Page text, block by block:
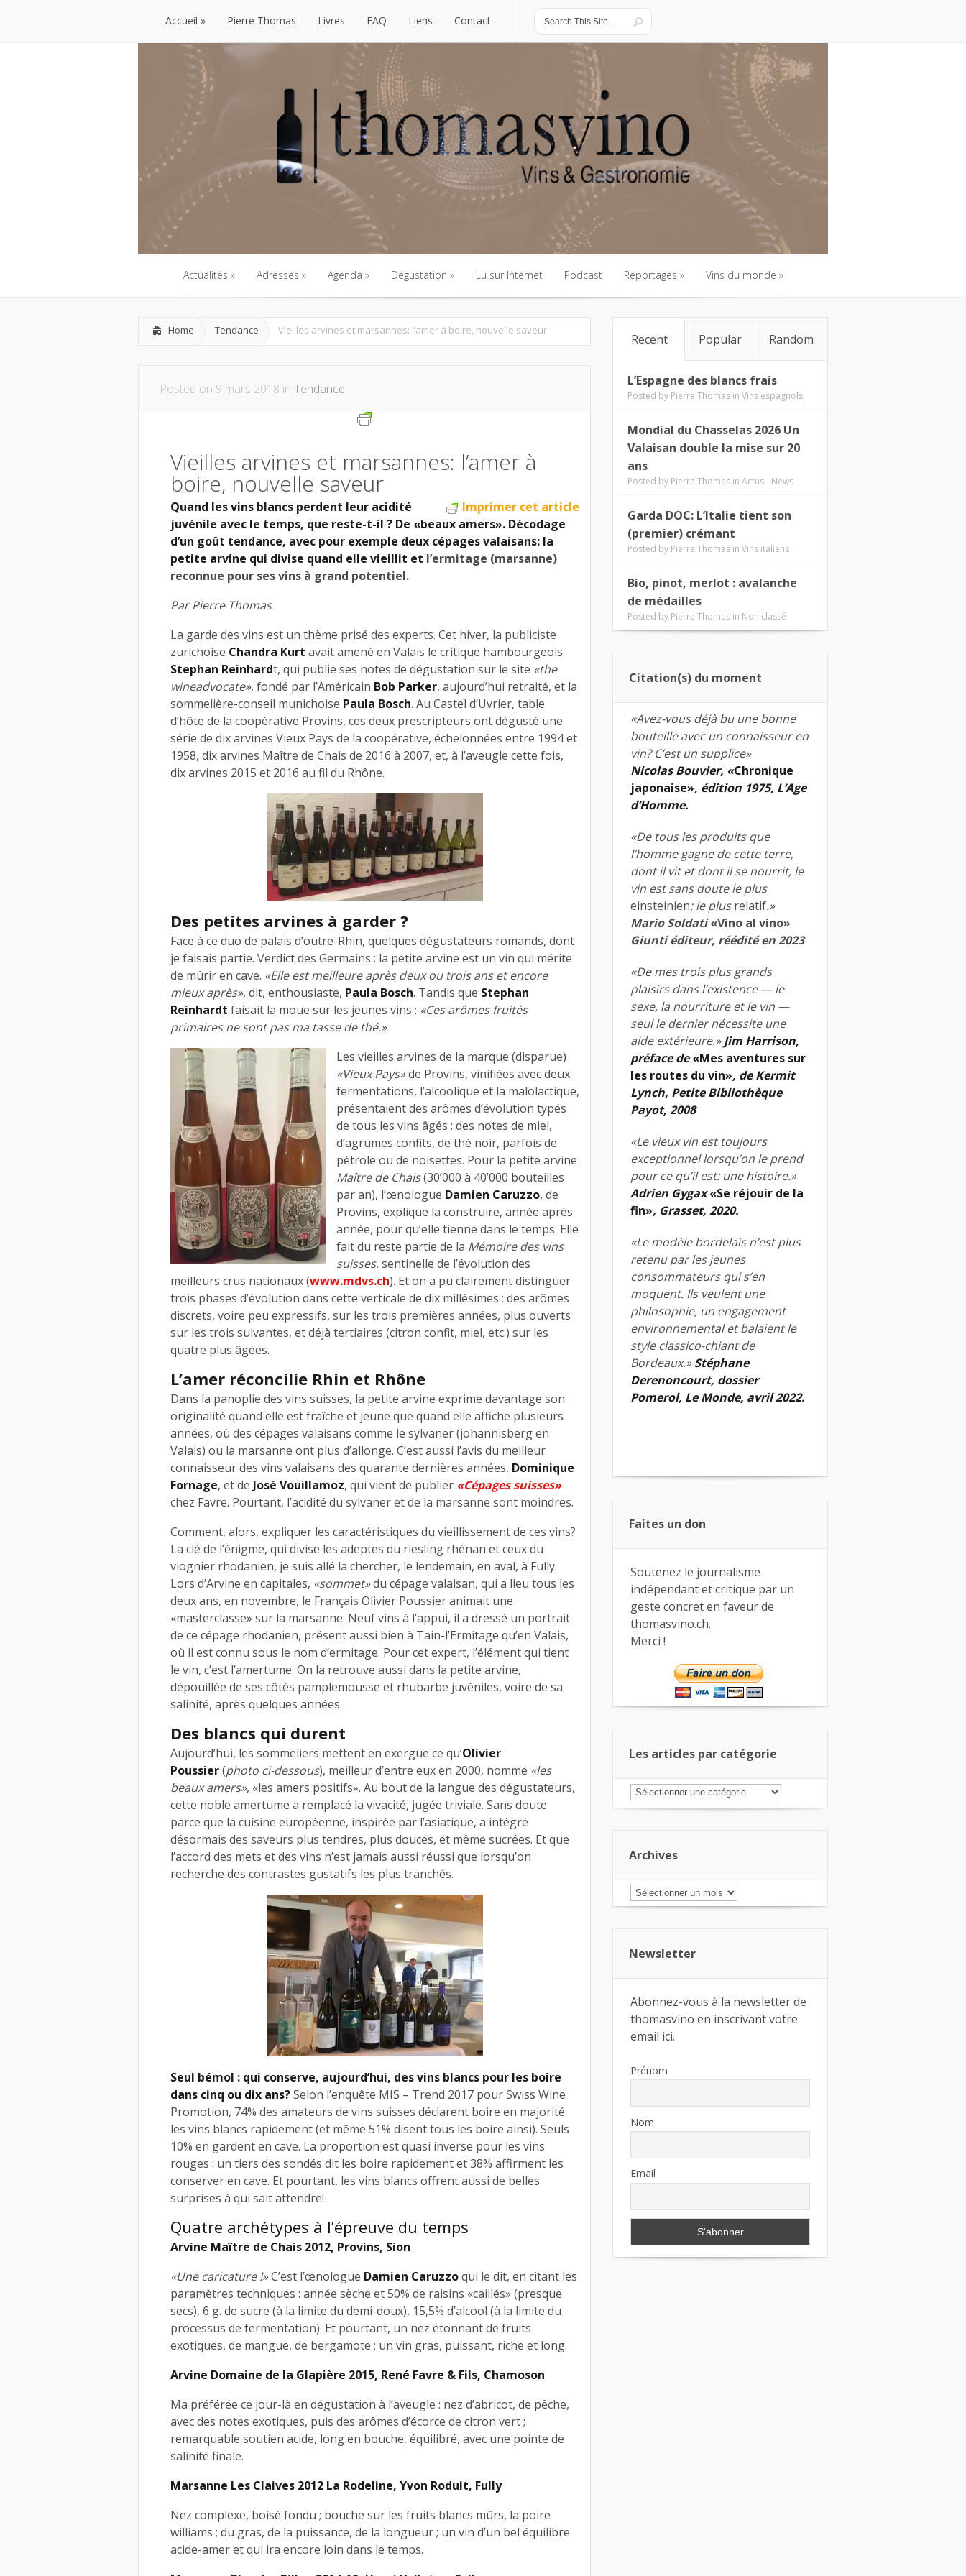
Accueil
Accueil
Pierre Thomas Livres FAQ Liens Contact
Actualités
Actualités
Adresses
Adresses
Agenda
Agenda
Dégustation
Dégustation
Lu sur Internet
Lu sur Internet
Podcast
Podcast
Reportages
Reportages
Vins du monde
Vins du monde
Home Tendance Vieilles arvines et marsannes: l’amer à boire, nouvelle saveur
Posted on 9 mars 2018 in Tendance
Vieilles arvines et marsannes: l’amer à
boire, nouvelle saveur
Imprimer cet article
Quand les vins blancs perdent leur acidité
juvénile avec le temps, que reste-t-il ? De «beaux amers». Décodage
d’un goût tendance, avec pour exemple deux cépages valaisans: la
petite arvine qui divise quand elle vieillit et l’ermitage (marsanne)
reconnue pour ses vins à grand potentiel.
Par Pierre Thomas
La garde des vins est un thème prisé des experts. Cet hiver, la publiciste
zurichoise Chandra Kurt avait amené en Valais le critique hambourgeois
Stephan Reinhardt, qui publie ses notes de dégustation sur le site «the
wineadvocate», fondé par l’Américain Bob Parker, aujourd’hui retraité, et la
sommelière-conseil munichoise Paula Bosch. Au Castel d’Uvrier, table
d’hôte de la coopérative Provins, ces deux prescripteurs ont dégusté une
série de dix arvines Vieux Pays de la coopérative, échelonnées entre 1994 et
1958, dix arvines Maître de Chais de 2016 à 2007, et, à l’aveugle cette fois,
dix arvines 2015 et 2016 au fil du Rhône.
Des petites arvines à garder ?
Face à ce duo de palais d’outre-Rhin, quelques dégustateurs romands, dont
je faisais partie. Verdict des Germains : la petite arvine est un vin qui mérite
de mûrir en cave. «Elle est meilleure après deux ou trois ans et encore
mieux après», dit, enthousiaste, Paula Bosch. Tandis que Stephan
Reinhardt faisait la moue sur les jeunes vins : «Ces arômes fruités
primaires ne sont pas ma tasse de thé.»
Les vieilles arvines de la marque (disparue)
«Vieux Pays»de Provins, vinifiées avec deux
fermentations, l’alcoolique et la malolactique,
présentaient des arômes d’évolution typés
de tous les vins âgés : des notes de miel,
d’agrumes confits, de thé noir, parfois de
pétrole ou de noisettes. Pour la petite arvine
Maître de Chais(30’000 à 40’000 bouteilles
par an), l’œnologue Damien Caruzzo, de
Provins, explique la construire, année après
année, pour qu’elle tienne dans le temps. Elle
fait du reste partie de la Mémoire des vins
suisses, sentinelle de l’évolution des
meilleurs crus nationaux (www.mdvs.ch). Et on a pu clairement distinguer
trois phases d’évolution dans cette verticale de dix millésimes : des arômes
discrets, voire peu expressifs, sur les trois premières années, plus ouverts
sur les trois suivantes, et déjà tertiaires (citron confit, miel, etc.) sur les
quatre plus âgées.
L’amer réconcilie Rhin et Rhône
Dans la panoplie des vins suisses, la petite arvine exprime davantage son
originalité quand elle est fraîche et jeune que quand elle affiche plusieurs
années, où des cépages valaisans comme le sylvaner (johannisberg en
Valais) ou la marsanne ont plus d’allonge. C’est aussi l’avis du meilleur
connaisseur des vins valaisans des quarante dernières années, Dominique
Fornage, et de José Vouillamoz, qui vient de publier «Cépages suisses»
chez Favre. Pourtant, l’acidité du sylvaner et de la marsanne sont moindres.
Comment, alors, expliquer les caractéristiques du vieillissement de ces vins?
La clé de l’énigme, qui divise les adeptes du riesling rhénan et ceux du
viognier rhodanien, je suis allé la chercher, le lendemain, en aval, à Fully.
Lors d’Arvine en capitales, «sommet»du cépage valaisan, qui a lieu tous les
deux ans, en novembre, le Français Olivier Poussier animait une
«masterclasse» sur la marsanne. Neuf vins à l’appui, il a dressé un portrait
de ce cépage rhodanien, présent aussi bien à Tain-l’Ermitage qu’en Valais,
où il est connu sous le nom d’ermitage. Pour cet expert, l’élément qui tient
le vin, c’est l’amertume. On la retrouve aussi dans la petite arvine,
dépouillée de ses côtés pamplemousse et rhubarbe juvéniles, voire de sa
salinité, après quelques années.
Des blancs qui durent
Aujourd’hui, les sommeliers mettent en exergue ce qu’Olivier
Poussier(photo ci-dessous), meilleur d’entre eux en 2000, nomme «les
beaux amers», «les amers positifs». Au bout de la langue des dégustateurs,
cette noble amertume a remplacé la vivacité, jugée triviale. Sans doute
parce que la cuisine européenne, inspirée par l’asiatique, a intégré
désormais des saveurs plus tendres, plus douces, et même sucrées. Et que
l’accord des mets et des vins n’est jamais aussi réussi que lorsqu’on
recherche des contrastes gustatifs les plus tranchés.
Seul bémol : qui conserve, aujourd’hui, des vins blancs pour les boire
dans cinq ou dix ans?Selon l’enquête MIS – Trend 2017 pour Swiss Wine
Promotion, 74% des amateurs de vins suisses déclarent boire en majorité
les vins blancs rapidement (et même 51% disent tous les boire ainsi). Seuls
10% en gardent en cave. La proportion est quasi inverse pour les vins
rouges : un tiers des sondés dit les boire rapidement et 38% affirment les
conserver en cave. Et pourtant, les vins blancs offrent aussi de belles
surprises à qui sait attendre!
Quatre archétypes à l’épreuve du temps
Arvine Maître de Chais 2012, Provins, Sion
«Une caricature !»C’est l’œnologue Damien Caruzzoqui le dit, en citant les
paramètres techniques : année sèche et 50% de raisins «caillés» (presque
secs), 6 g. de sucre (à la limite du demi-doux), 15,5% d’alcool (à la limite du
processus de fermentation). Et pourtant, un nez étonnant de fruits
exotiques, de mangue, de bergamote ; un vin gras, puissant, riche et long.
Arvine Domaine de la Glapière 2015, René Favre & Fils, Chamoson
Ma préférée ce jour-là en dégustation à l’aveugle : nez d’abricot, de pêche,
avec des notes exotiques, puis des arômes d’écorce de citron vert ;
remarquable soutien acide, long en bouche, équilibré, avec une pointe de
salinité finale.
Marsanne Les Claives 2012 La Rodeline, Yvon Roduit, Fully
Nez complexe, boisé fondu ; bouche sur les fruits blancs mûrs, la poire
williams ; du gras, de la puissance, de la longueur ; un vin d’un bel équilibre
acide-amer et qui ira encore loin dans le temps.
Recent Popular Random
L’Espagne des blancs frais
Posted by Pierre Thomas in Vins espagnols
Mondial du Chasselas 2026 Un
Valaisan double la mise sur 20
ans
Posted by Pierre Thomas in Actus - News
Garda DOC: L’Italie tient son
(premier) crémant
Posted by Pierre Thomas in Vins italiens
Bio, pinot, merlot : avalanche
de médailles
Posted by Pierre Thomas in Non classé
Citation(s) du moment
«Avez-vous déjà bu une bonne
bouteille avec un connaisseur en
vin? C’est un supplice»
Nicolas Bouvier, «Chronique
japonaise», édition 1975, L’Age
d’Homme.
«De tous les produits que
l’homme gagne de cette terre,
dont il vit et dont il se nourrit, le
vin est sans doute le plus
einsteinien: le plusrelatif.»
Mario Soldati«Vino al vino»
Giunti éditeur, réédité en 2023
«De mes trois plus grands
plaisirs dans l’existence — le
sexe, la nourriture et le vin —
seul le dernier nécessite une
aide extérieure.»Jim Harrison,
préface de«Mes aventures sur
les routes du vin», de Kermit
Lynch, Petite Bibliothèque
Payot, 2008
«Le vieux vin est toujours
exceptionnel lorsqu’on le prend
pour ce qu’il est: une histoire.»
Adrien Gygax«Se réjouir de la
fin», Grasset, 2020.
«Le modèle bordelais n’est plus
retenu par les jeunes
consommateurs qui s’en
moquent. Ils veulent une
philosophie, un engagement
environnemental et balaient le
style classico-chiant de
Bordeaux.»Stéphane
Derenoncourt, dossier
Pomerol, Le Monde, avril 2022.
Faites un don
Soutenez le journalisme
indépendant et critique par un
geste concret en faveur de
thomasvino.ch.
Merci !
Les articles par catégorie
Les
articles
Archives
Archives
Newsletter
Abonnez-vous à la newsletter de
thomasvino en inscrivant votre
email ici.
Prénom
Nom
Email